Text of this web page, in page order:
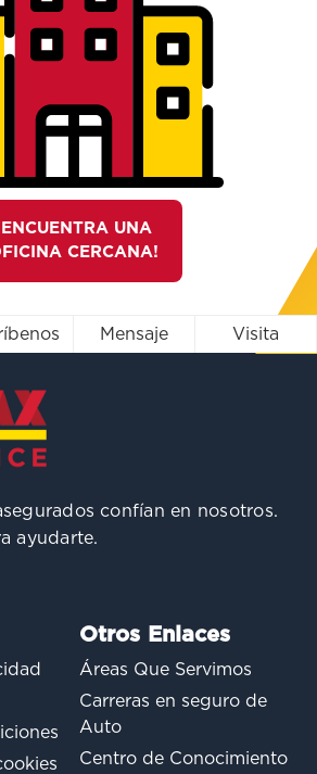
UNA
CERCANA!
Mensaje Visita
confían en nosotros.
ayudarte.
Otros Enlaces
Áreas Que Servimos
Carreras en seguro de
Auto
Centro de Conocimiento